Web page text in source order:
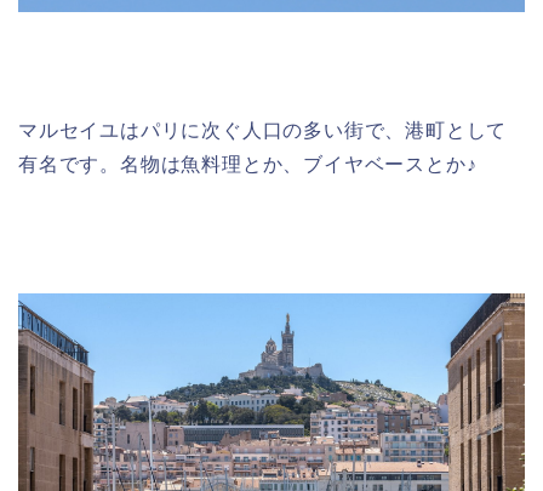
マルセイユはパリに次ぐ人口の多い街で、港町として
有名です。名物は魚料理とか、ブイヤベースとか♪